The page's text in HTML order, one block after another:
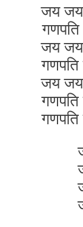
जय जय
गणपति
जय जय
जय जय